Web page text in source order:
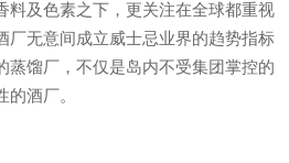
料及色素之下，更关注在全球都重视
厂无意间成立威士忌业界的趋势指标
蒸馏厂，不仅是岛内不受集团掌控的
酒厂。